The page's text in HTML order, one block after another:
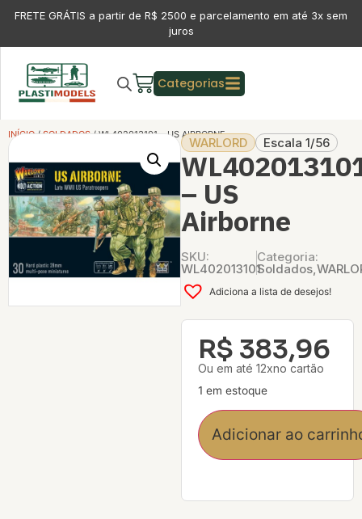
FRETE GRÁTIS a partir de R$ 2500 e parcelamento em até 3x sem
juros
Categorias
INÍCIO/SOLDADOS/ WL402013101 – US AIRBORNE
WARLORD Escala 1/56
– US
Airborne
SKU:
WL402013101
Categoria:
Soldados,
Adiciona a lista de desejos!
R$ 383,96
Ou em até 12xno cartão
1 em estoque
Adicionar ao